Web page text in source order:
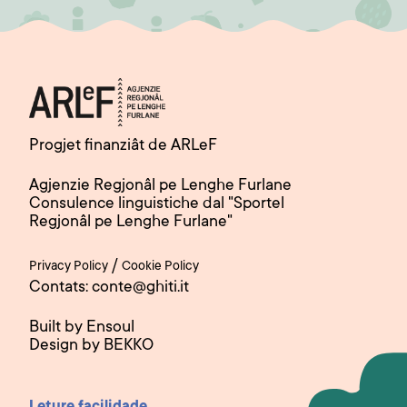
Progjet finanziât de ARLeF
Agjenzie Regjonâl pe Lenghe Furlane
Consulence linguistiche dal "Sportel
Regjonâl pe Lenghe Furlane"
Privacy Policy / Cookie Policy
Contats: conte@ghiti.it
Built by Ensoul
Design by BEKKO